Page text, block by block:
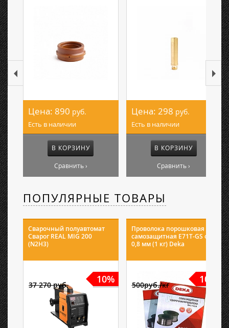
Цена: 890 руб.
Есть в наличии
В КОРЗИНУ
Сравнить ›
Цена: 298 руб.
Есть в наличии
В КОРЗИНУ
Сравнить ›
ПОПУЛЯРНЫЕ ТОВАРЫ
Сварочный полуавтомат
Сварог REAL MIG 200
(N2H3)
10%
37 270 руб.
Проволока порошковая
самозащитная E71T-GS ф
0,8 мм (1 кг) Deka
10%
500руб./кг